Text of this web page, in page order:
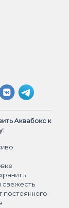
Аквабокс к
свежесть
постоянного